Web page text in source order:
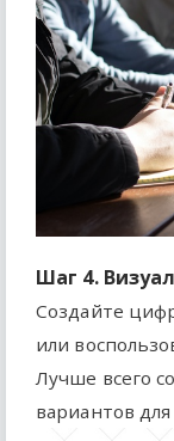
Шаг 4.
Создайте
или
Лучше всего
вариантов